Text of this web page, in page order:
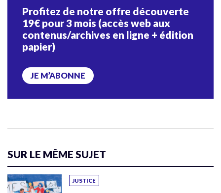
Profitez de notre offre découverte
19€ pour 3 mois (accès web aux
contenus/archives en ligne + édition
papier)
JE M’ABONNE
SUR LE MÊME SUJET
JUSTICE